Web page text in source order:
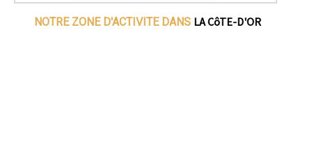
NOTRE ZONE D'ACTIVITE DANS LA CôTE-D'OR